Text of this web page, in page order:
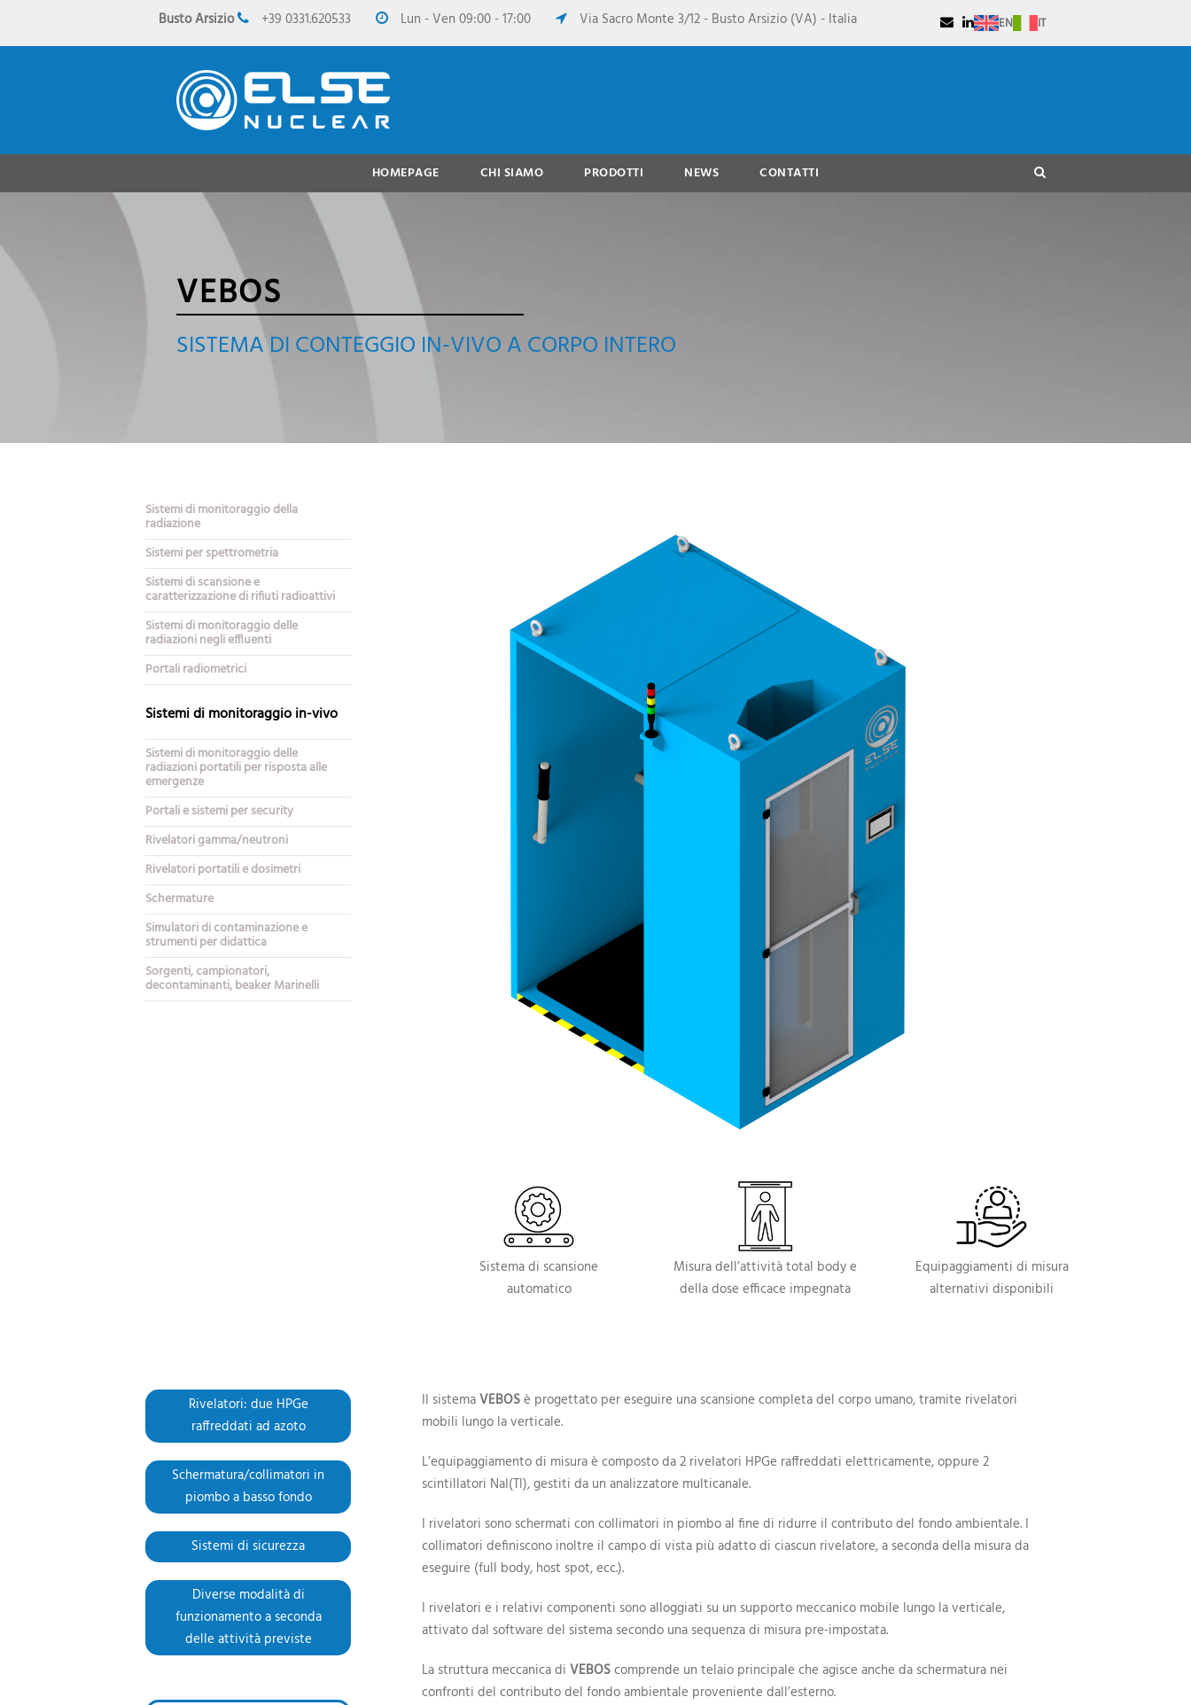
Busto Arsizio +39 0331.620533 Lun - Ven 09:00 - 17:00 Via Sacro Monte 3/12 - Busto Arsizio (VA) - Italia EN IT
HOMEPAGE CHI SIAMO PRODOTTI NEWS CONTATTI
VEBOS
SISTEMA DI CONTEGGIO IN-VIVO A CORPO INTERO
Sistemi di monitoraggio della
radiazione
Sistemi per spettrometria
Sistemi di scansione e
caratterizzazione di rifiuti radioattivi
Sistemi di monitoraggio delle
radiazioni negli effluenti
Portali radiometrici
Sistemi di monitoraggio in-vivo
Sistemi di monitoraggio delle
radiazioni portatili per risposta alle
emergenze
Portali e sistemi per security
Rivelatori gamma/neutroni
Rivelatori portatili e dosimetri
Schermature
Simulatori di contaminazione e
strumenti per didattica
Sorgenti, campionatori,
decontaminanti, beaker Marinelli
Sistema di scansione
automatico
Misura dell’attività total body e
della dose efficace impegnata
Equipaggiamenti di misura
alternativi disponibili
Rivelatori: due HPGe
raffreddati ad azoto
Schermatura/collimatori in
piombo a basso fondo
Sistemi di sicurezza
Diverse modalità di
funzionamento a seconda
delle attività previste
Il sistemaVEBOSè progettato per eseguire una scansione completa del corpo umano, tramite rivelatori
mobili lungo la verticale.
L’equipaggiamento di misura è composto da 2 rivelatori HPGe raffreddati elettricamente, oppure 2
scintillatori NaI(Tl), gestiti da un analizzatore multicanale.
I rivelatori sono schermati con collimatori in piombo al fine di ridurre il contributo del fondo ambientale. I
collimatori definiscono inoltre il campo di vista più adatto di ciascun rivelatore, a seconda della misura da
eseguire (full body, host spot, ecc.).
I rivelatori e i relativi componenti sono alloggiati su un supporto meccanico mobile lungo la verticale,
attivato dal software del sistema secondo una sequenza di misura pre-impostata.
La struttura meccanica di VEBOScomprende un telaio principale che agisce anche da schermatura nei
confronti del contributo del fondo ambientale proveniente dall’esterno.